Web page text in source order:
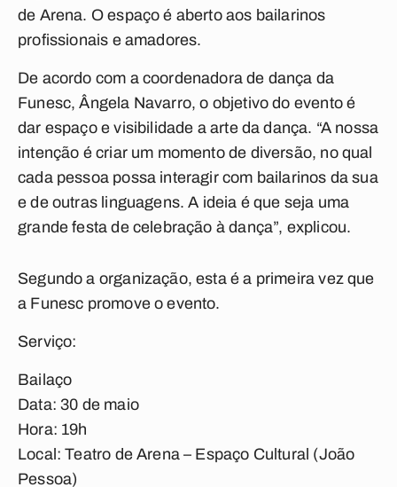
de Arena. O espaço é aberto aos bailarinos
profissionais e amadores.
De acordo com a coordenadora de dança da
Funesc, Ângela Navarro, o objetivo do evento é
dar espaço e visibilidade a arte da dança. “A nossa
intenção é criar um momento de diversão, no qual
cada pessoa possa interagir com bailarinos da sua
e de outras linguagens. A ideia é que seja uma
grande festa de celebração à dança”, explicou.
Segundo a organização, esta é a primeira vez que
a Funesc promove o evento.
Serviço:
Bailaço
Data: 30 de maio
Hora: 19h
Local: Teatro de Arena – Espaço Cultural (João
Pessoa)